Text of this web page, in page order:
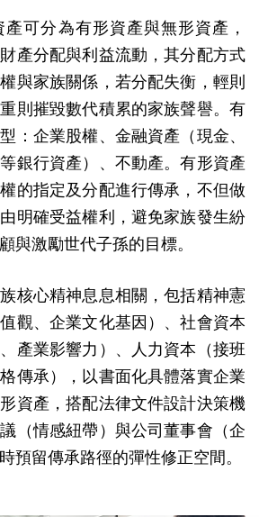
可分為有形資產與無形資產，
產分配與利益流動，其分配方式
與家族關係，若分配失衡，輕則
則摧毀數代積累的家族聲譽。有
：企業股權、金融資產（現金、
銀行資產）、不動產。有形資產
的指定及分配進行傳承，不但做
明確受益權利，避免家族發生紛
與激勵世代子孫的目標。
核心精神息息相關，包括精神憲
觀、企業文化基因）、社會資本
、產業影響力）、人力資本（接班
傳承），以書面化具體落實企業
資產，搭配法律文件設計決策機
（情感紐帶）與公司董事會（企
預留傳承路徑的彈性修正空間。